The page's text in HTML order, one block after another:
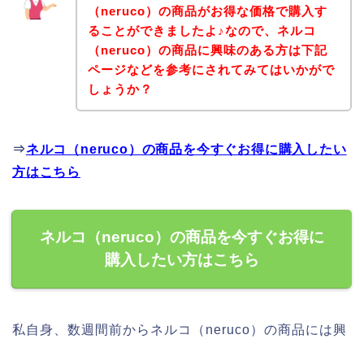
（neruco）の商品がお得な価格で購入す
ることができましたよ♪なので、ネルコ
（neruco）の商品に興味のある方は下記
ページなどを参考にされてみてはいかがで
しょうか？
⇒ネルコ（neruco）の商品を今すぐお得に購入したい
方はこちら
ネルコ（neruco）の商品を今すぐお得に
購入したい方はこちら
私自身、数週間前からネルコ（neruco）の商品には興